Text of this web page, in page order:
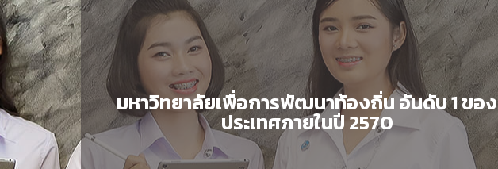
มหาวิทยาลัยเพื่อการพัฒนาท้องถิ่น อันดับ 1 ของ
ประเทศภายในปี 2570